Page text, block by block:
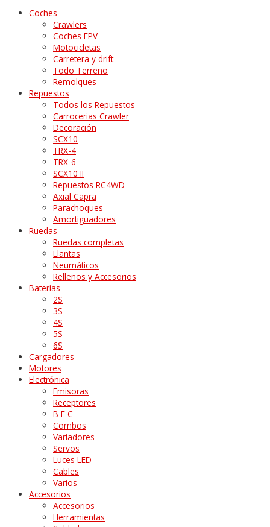
Coches
Crawlers
Coches FPV
Motocicletas
Carretera y drift
Todo Terreno
Remolques
Repuestos
Todos los Repuestos
Carrocerias Crawler
Decoración
SCX10
TRX-4
TRX-6
SCX10 II
Repuestos RC4WD
Axial Capra
Parachoques
Amortiguadores
Ruedas
Ruedas completas
Llantas
Neumáticos
Rellenos y Accesorios
Baterías
2S
3S
4S
5S
6S
Cargadores
Motores
Electrónica
Emisoras
Receptores
B E C
Combos
Variadores
Servos
Luces LED
Cables
Varios
Accesorios
Accesorios
Herramientas